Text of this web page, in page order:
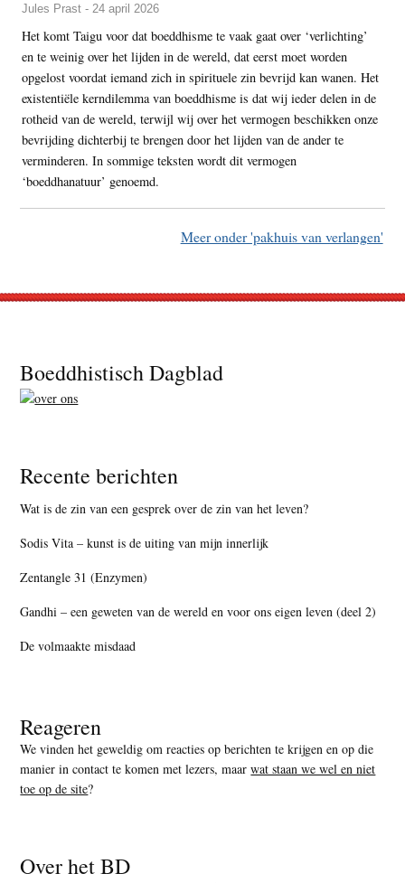
Jules Prast - 24 april 2026
Het komt Taigu voor dat boeddhisme te vaak gaat over ‘verlichting’
en te weinig over het lijden in de wereld, dat eerst moet worden
opgelost voordat iemand zich in spirituele zin bevrijd kan wanen. Het
existentiële kerndilemma van boeddhisme is dat wij ieder delen in de
rotheid van de wereld, terwijl wij over het vermogen beschikken onze
bevrijding dichterbij te brengen door het lijden van de ander te
verminderen. In sommige teksten wordt dit vermogen
‘boeddhanatuur’ genoemd.
Meer onder 'pakhuis van verlangen'
Footer
Boeddhistisch Dagblad
Recente berichten
Wat is de zin van een gesprek over de zin van het leven?
Sodis Vita – kunst is de uiting van mijn innerlijk
Zentangle 31 (Enzymen)
Gandhi – een geweten van de wereld en voor ons eigen leven (deel 2)
De volmaakte misdaad
Reageren
We vinden het geweldig om reacties op berichten te krijgen en op die
manier in contact te komen met lezers, maarwat staan we wel en niet
toe op de site?
Over het BD